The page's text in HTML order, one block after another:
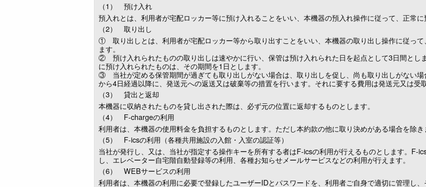
（1） 預け入れ
預入れとは、利用者が宅配ロッカー等に預け入れることをいい、本機器の預入れ操作に従って、正常に
（2） 取り出し
① 取り出しとは、利用者が宅配ロッカー等から取り出すことをいい、本機器の取り出し操作に従っ
ます。
② 預け入れられたものの取り出しは速やかに行い、保管は預け入れられた日を起点として3日間とし
に預け入れられたものは、その期間を1日とします。
③ 当社が定める保管期間が過ぎても取り出しがない場合は、取り出しを促し、尚も取り出しがない
から4日経過以降に、発送元への返送又は破棄等の措置を行います。それに要する費用は発送元又は受
（3） 貸出と返却
本機器に収納されたものを貸し出された際は、必ず元の位置に返却するものとします。
（4） F-chargeの利用
利用者は、本機器の使用料金を負担するものとします。ただし本約款の他に取り決めがある場合を除き
（5） F-icsの利用（各種共用施設の入館・入室の認証等）
当社が発行し、又は、当社が指定する操作キーを所有する者はF-icsの利用が行えるものとします。F-
し、エレベーター自宅階自動登録等の利用、各種お知らせメールサービスなどの利用が行えます。
（6） WEBサービスの利用
利用者は、本機器の利用に必要で登録したユーザーIDとパスワードを、利用者ご自身で適切に管理し